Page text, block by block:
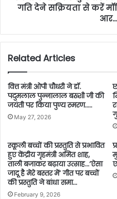
गति देने सक्रियता से करें
Related Articles
वित्त मंत्री ओपी चौधरी ने डॉ.
पदुमलाल पुन्नालाल बख्शी जी की
जयंती पर किया पुण्य स्मरण…..
May 27, 2026
स्कूली बच्चों की प्रस्तुति से प्रभावित
हुए केंद्रीय गृहमंत्री अमित शाह,
ताली बजाकर बढ़ाया उत्साह…’ऐसा
जादू है मेरे बस्तर में’ गीत पर बच्चों
की प्रस्तुति ने बांधा समा…
February 9, 2026